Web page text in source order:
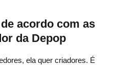
acordo com as
da Depop
ela quer criadores. É